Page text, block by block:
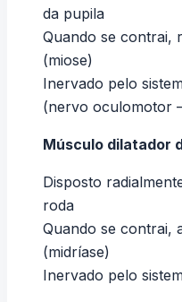
da pupila
Quando se contrai,
(miose)
Inervado pelo
(nervo oculomotor
Músculo dilatador
Disposto
roda
Quando se contrai,
(midríase)
Inervado pelo